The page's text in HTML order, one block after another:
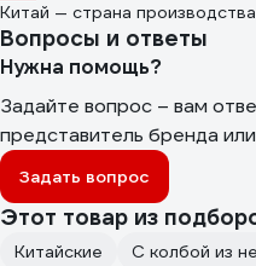
Китай — страна производства
Вопросы и ответы
Нужна помощь?
Задайте вопрос – вам
представитель бренда
Задать вопрос
Этот товар из
Китайские
С колбой из